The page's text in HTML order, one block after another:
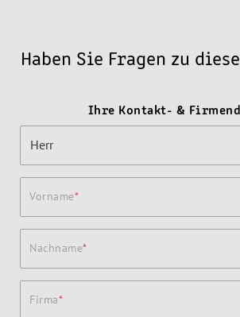
Haben Sie Fragen zu
Ihre Kontakt- &
Vorname
Nachname
Firma